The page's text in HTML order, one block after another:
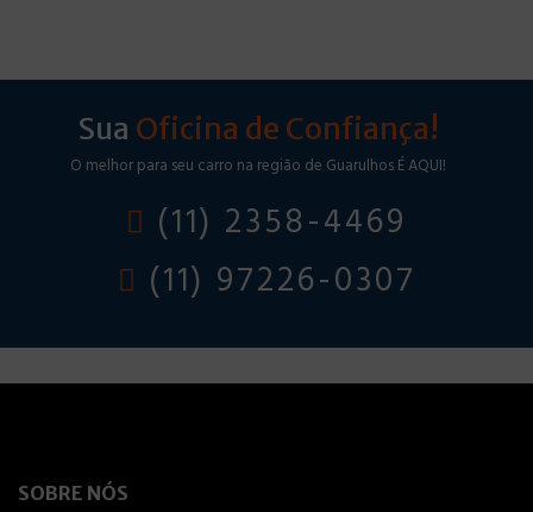
Sua Oficina de Confiança!
O melhor para seu carro na região de Guarulhos É AQUI!
(11) 2358-4469
(11) 97226-0307
SOBRE NÓS